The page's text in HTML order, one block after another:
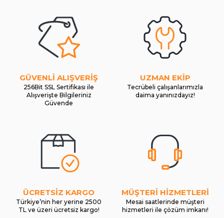
GÜVENLİ ALIŞVERİŞ
256Bit SSL Sertifikası ile
Alışverişte Bilgileriniz
Güvende
UZMAN EKİP
Tecrübeli çalışanlarımızla
daima yanınızdayız!
ÜCRETSİZ KARGO
Türkiye’nin her yerine 2500
TL ve üzeri ücretsiz kargo!
MÜŞTERİ HİZMETLERİ
Mesai saatlerinde müşteri
hizmetleri ile çözüm imkanı!